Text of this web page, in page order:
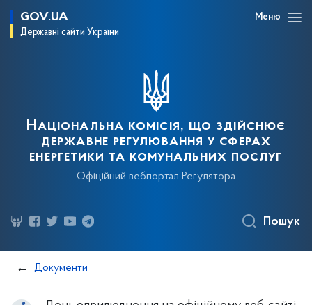
GOV.UA
Державні сайти України
Меню
Національна комісія, що здійснює
державне регулювання у сферах
енергетики та комунальних послуг
Офіційний вебпортал Регулятора
Пошук
Документи